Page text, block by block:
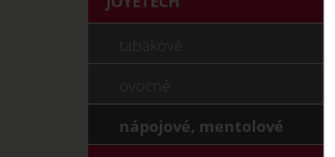
nápojové, mentolové